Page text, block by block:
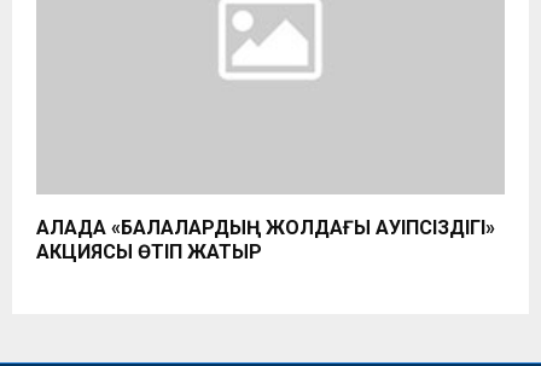
ҚАЛАДА «БАЛАЛАРДЫҢ ЖОЛДАҒЫ ҚАУІПСІЗДІГІ»
АКЦИЯСЫ ӨТІП ЖАТЫР